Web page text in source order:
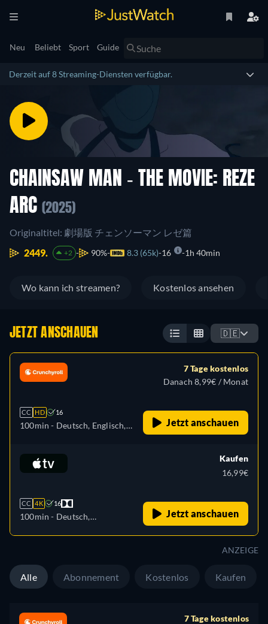
Neu Beliebt Sport Guide
Derzeit auf 8 Streaming-Diensten verfügbar.
CHAINSAW MAN - THE MOVIE: REZE
ARC (2025)
Originaltitel: 劇場版 チェンソーマン レゼ篇
2449.
+2 90% 8.3 (65k) 16 1h 40min
Wo kann ich streamen? Kostenlos ansehen
JETZT ANSCHAUEN 🇩🇪
CC HD 16
100min - Deutsch, Englisch,
Italienisch, Japanisch,
Polnisch, Portugiesisch,
7 Tage kostenlos
Danach 8,99€ / Monat
Jetzt anschauen
CC 4K 16
100min - Deutsch,
Kaufen
16,99€
Jetzt anschauen
ANZEIGE
Alle Abonnement Kostenlos Kaufen
7 Tage kostenlos